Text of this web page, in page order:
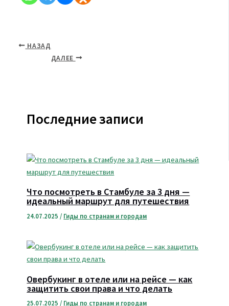
НАЗАД
ДАЛЕЕ
Последние записи
Что посмотреть в Стамбуле за 3 дня —
идеальный маршрут для путешествия
24.07.2025 / Гиды по странам и городам
Овербукинг в отеле или на рейсе — как
защитить свои права и что делать
25.07.2025/ Гиды по странам и городам